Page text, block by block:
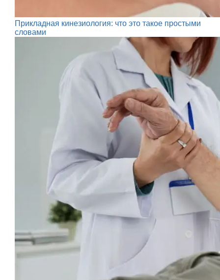
Прикладная кинезиология: что это такое простыми
словами